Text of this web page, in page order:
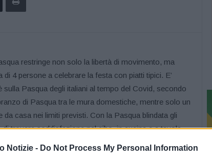
Notizie - Do Not Process My Personal Information
restringe non solo la libertà di movimento, ma
4 persone a celebrare la festa con piatti tipici. E’
sulla Pasqua degli italiani al tempo del Covid, secondo
di Pasqua tra le mura domestiche, mentre solo un
casa nei limiti previsti. Con la Pasqua blindata gli
trovare soddisfazione nel cibo, in cucina e a tavola,
del 15% rispetto allo scorso anno, ma ben al di
e agriturismi aperti.